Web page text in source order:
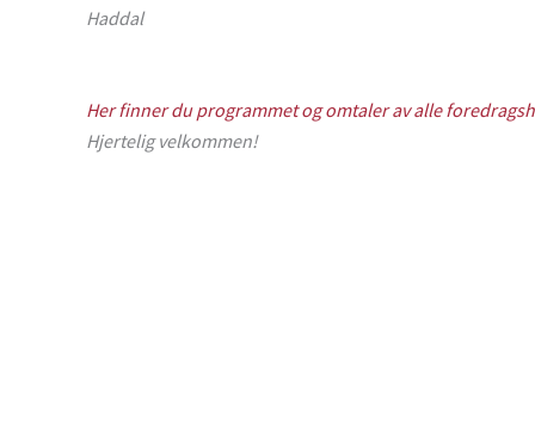
Haddal
Her finner du programmet og omtaler av alle
Hjertelig velkommen!